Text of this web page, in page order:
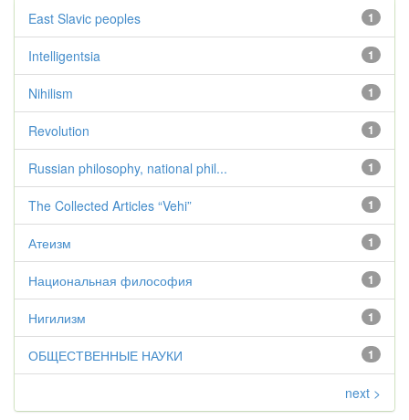
1
East Slavic peoples
1
Intelligentsia
1
Nihilism
1
Revolution
1
Russian philosophy, national phil...
1
The Collected Articles “Vehi”
1
Атеизм
1
Национальная философия
1
Нигилизм
1
ОБЩЕСТВЕННЫЕ НАУКИ
next >